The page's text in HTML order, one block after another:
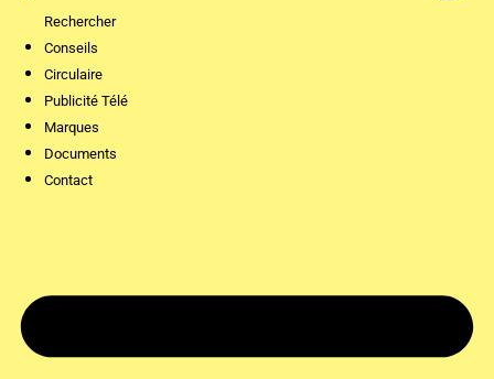
Rechercher
Conseils
Circulaire
Publicité Télé
Marques
Documents
Contact